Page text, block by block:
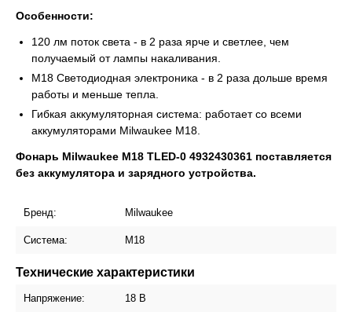
Особенности:
120 лм поток света - в 2 раза ярче и светлее, чем
получаемый от лампы накаливания.
М18 Светодиодная электроника - в 2 раза дольше время
работы и меньше тепла.
Гибкая аккумуляторная система: работает со всеми
аккумуляторами Milwaukee М18.
Фонарь Milwaukee M18 TLED-0 4932430361 поставляется
без аккумулятора и зарядного устройства.
Бренд: Milwaukee
Система: М18
Технические характеристики
Напряжение: 18 В